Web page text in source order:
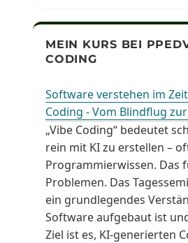
MEIN KURS BEI
CODING
Software verstehen im
Coding - Vom Blindflug
„Vibe Coding“ bedeutet
rein mit KI zu erstellen –
Programmierwissen. Das
Problemen. Das
ein grundlegendes
Software aufgebaut ist
Ziel ist es, KI-generierten